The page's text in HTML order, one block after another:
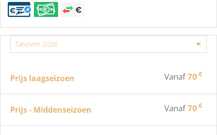
Prijs laagseizoen Vanaf70 €
Prijs - Middenseizoen Vanaf70 €